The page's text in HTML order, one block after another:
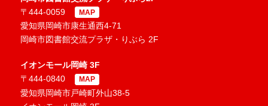
〒444-0059
MAP
愛知県岡崎市康生通西4-71
岡崎市図書館交流プラザ・りぶら 2F
イオンモール岡崎 3F
〒444-0840
MAP
愛知県岡崎市戸崎町外山38-5